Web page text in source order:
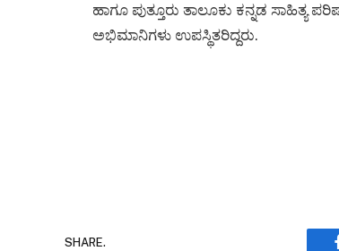
ಹಾಗೂ ಪುತ್ತೂರು ತಾಲೂಕು ಕನ್ನಡ ಸಾಹಿತ್ಯ
ಅಭಿಮಾನಿಗಳು ಉಪಸ್ಥಿತರಿದ್ದರು.
SHARE.